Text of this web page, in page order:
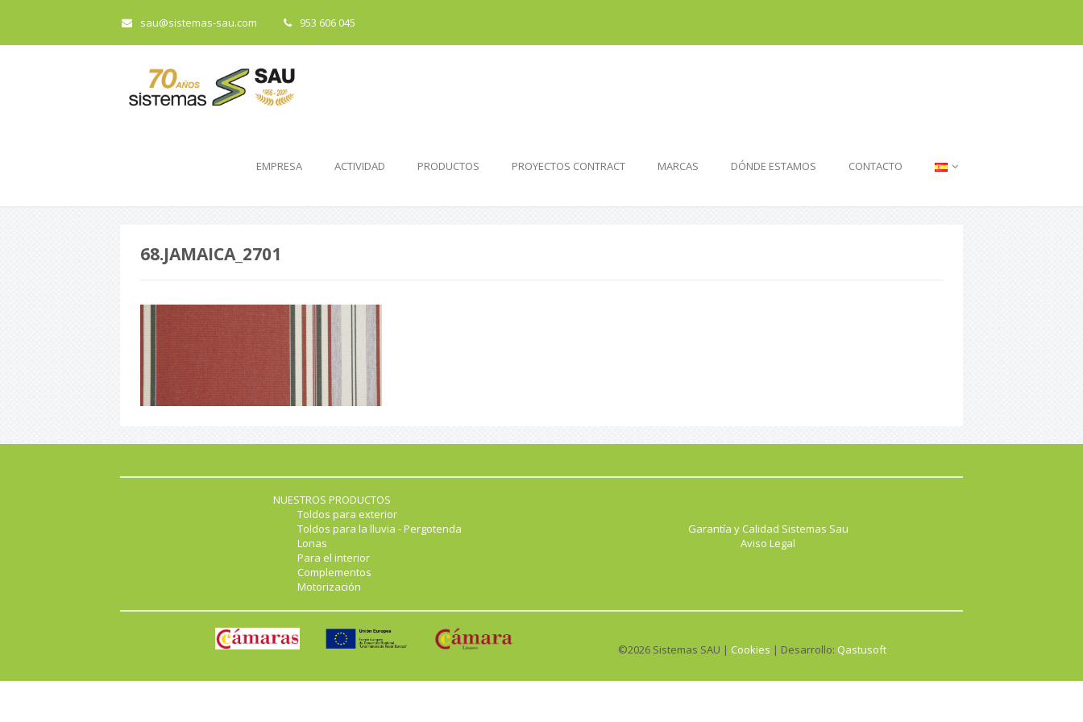
sau@sistemas-sau.com 953 606 045
EMPRESA ACTIVIDAD PRODUCTOS PROYECTOS CONTRACT MARCAS DÓNDE ESTAMOS CONTACTO
68.JAMAICA_2701
NUESTROS PRODUCTOS
Toldos para exterior
Toldos para la lluvia - Pergotenda
Lonas
Para el interior
Complementos
Motorización
Garantía y Calidad Sistemas Sau
Aviso Legal
©2026 Sistemas SAU | Cookies | Desarrollo: Qastusoft